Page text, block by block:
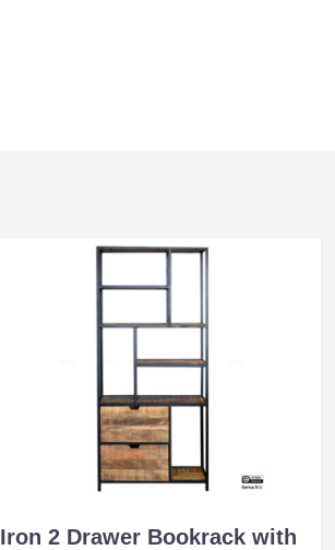
Iron 2 Drawer Bookrack with